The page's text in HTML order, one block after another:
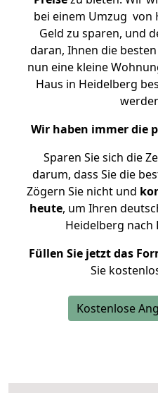
bei einem Umzug von
Geld zu sparen, und
daran, Ihnen die
nun eine kleine
Haus in Heidelberg
Wir haben immer die
Sparen Sie sich die
darum, dass Sie die
Zögern Sie nicht und
heute, um Ihren
Heidelberg nach
Füllen Sie jetzt das
Sie
Kostenlose